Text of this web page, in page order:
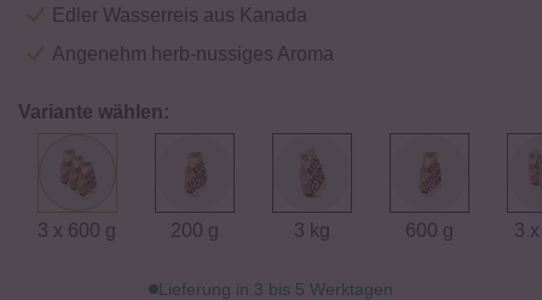
Edler Wasserreis aus Kanada
Angenehm herb-nussiges Aroma
Variante wählen:
3 x 600 g 200 g 3 kg 600 g 3
Lieferung in 3 bis 5 Werktagen